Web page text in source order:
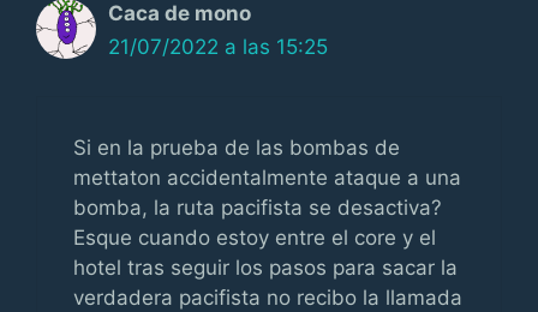
Caca de mono
21/07/2022 a las 15:25
Si en la prueba de las bombas de
mettaton accidentalmente ataque a una
bomba, la ruta pacifista se desactiva?
Esque cuando estoy entre el core y el
hotel tras seguir los pasos para sacar la
verdadera pacifista no recibo la llamada